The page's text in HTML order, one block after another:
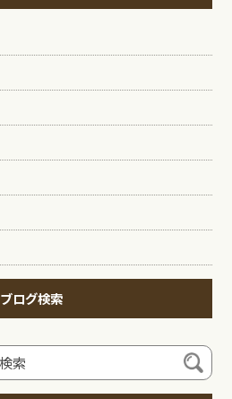
ブログ検索